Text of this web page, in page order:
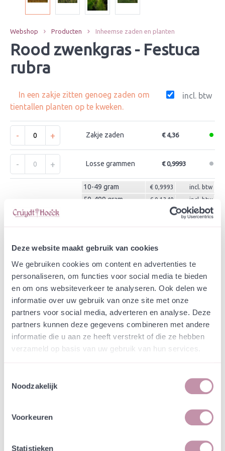
Deze website maakt gebruik van cookies
We gebruiken cookies om content en advertenties te
personaliseren, om functies voor social media te bieden
en om ons websiteverkeer te analyseren. Ook delen we
informatie over uw gebruik van onze site met onze
partners voor social media, adverteren en analyse. Deze
partners kunnen deze gegevens combineren met andere
informatie die u aan ze heeft verstrekt of die ze hebben
verzameld op basis van uw gebruik van hun services.
Noodzakelijk
Voorkeuren
Statistieken
Webshop Producten Inheemse zaden en planten
Rood zwenkgras - Festuca
rubra
In een zakje zitten genoeg zaden om
tientallen planten op te kweken.
incl. btw
- + Zakje zaden € 4,36
- + Losse grammen € 0,9993
10-49 gram € 0,9993 incl. btw
50-499 gram € 0,1340 incl. btw
€ 0,0244 incl. btw
Natuurvriendelijke kwekerij
Jouw bestelling draagt bij aan meer biodiversiteit
Specificatie
Rood zwenkgras is een zeer variabele soort,
commutata is redelijk tolerant voor droogte en is
bloemen. Op schrale tot matig voedselrijke grond.